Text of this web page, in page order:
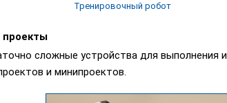
Тренировочный робот
сложные устройства для выполнения
и минипроектов.